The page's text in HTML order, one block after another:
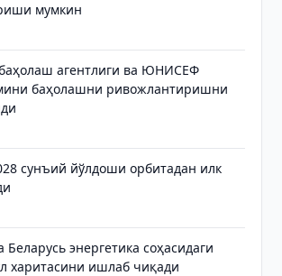
мумкин
агентлиги ва ЮНИСЕФ
баҳолашни ривожлантиришни
сунъий йўлдоши орбитадан илк
Беларусь энергетика соҳасидаги
харитасини ишлаб чиқади